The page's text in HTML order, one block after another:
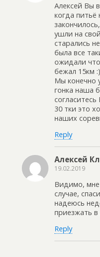
Алексей Вы
когда питьё
ушли на
старались
была все
ожидали
бежал 15км
Мы конечно
гонка наша
30 тки это
наших
Reply
Алексей
19.02.2019
Видимо,
случае,
надеюсь
приезжать
Reply